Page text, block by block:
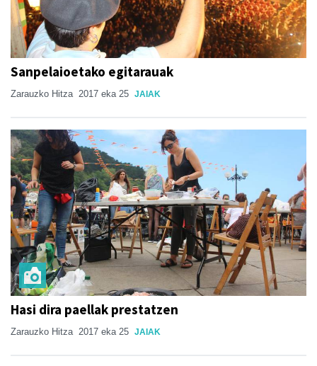
Sanpelaioetako egitarauak
Zarauzko Hitza 2017 eka 25 JAIAK
Hasi dira paellak prestatzen
Zarauzko Hitza 2017 eka 25 JAIAK